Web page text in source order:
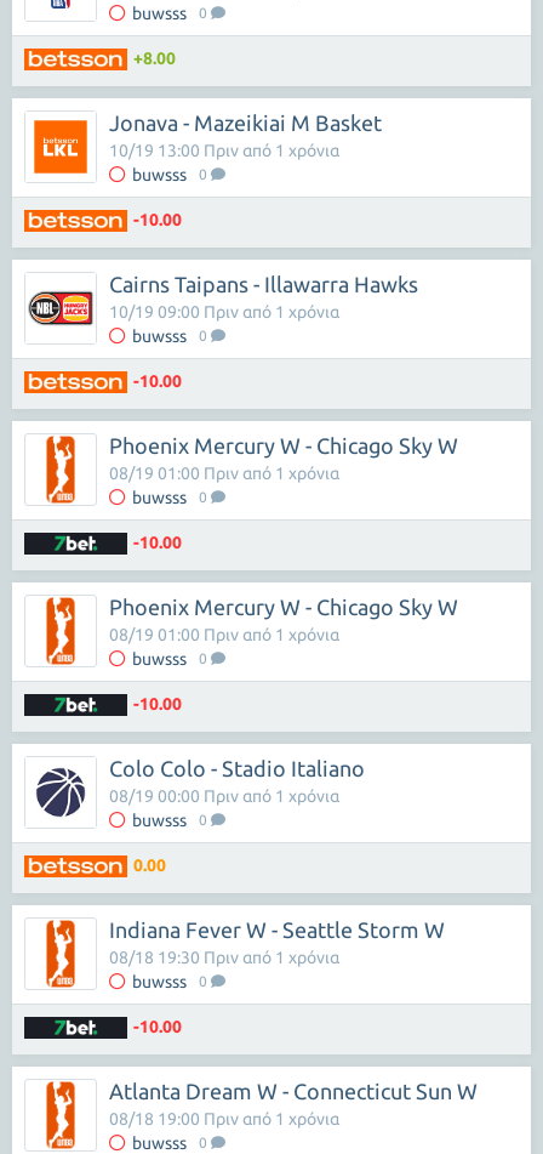
buwsss 0
+8.00
Jonava - Mazeikiai M Basket
buwsss 0
10/19 13:00 Πριν από 1 χρόνια
-10.00
Cairns Taipans - Illawarra Hawks
buwsss 0
10/19 09:00 Πριν από 1 χρόνια
-10.00
Phoenix Mercury W - Chicago Sky W
buwsss 0
08/19 01:00 Πριν από 1 χρόνια
-10.00
Phoenix Mercury W - Chicago Sky W
buwsss 0
08/19 01:00 Πριν από 1 χρόνια
-10.00
Colo Colo - Stadio Italiano
buwsss 0
08/19 00:00 Πριν από 1 χρόνια
0.00
Indiana Fever W - Seattle Storm W
buwsss 0
08/18 19:30 Πριν από 1 χρόνια
-10.00
Atlanta Dream W - Connecticut Sun W
buwsss 0
08/18 19:00 Πριν από 1 χρόνια